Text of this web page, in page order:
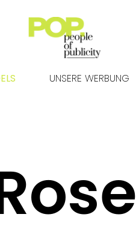
UNSERE WERBUNG